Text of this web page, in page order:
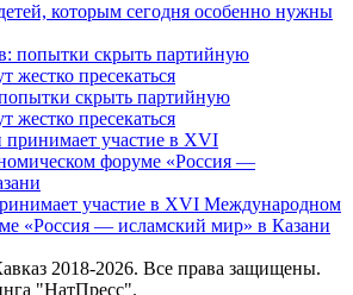
которым сегодня особенно нужны
скрыть партийную
жестко пресекаться
участие в XVI Международном
«Россия — исламский мир» в Казани
2018-2026. Все права защищены.
"НатПресс".